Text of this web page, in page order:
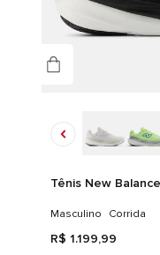
Tênis New
Masculino Corrida
R$ 1.199,99